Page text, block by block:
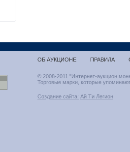
ОБ АУКЦИОНЕ ПРАВИЛА
© 2008-2011 "Интернет-аукцион
Торговые марки, которые
Создание сайта: Ай Ти Легион